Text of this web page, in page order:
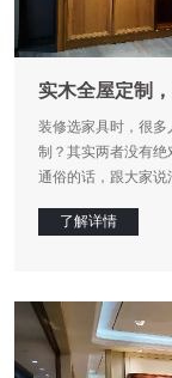
实木全屋定制
装修选家具时，很
制？其实两者没有
通俗的话，跟大家说
了解详情